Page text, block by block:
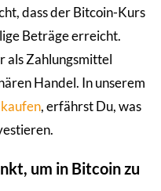
dass der Bitcoin-Kurs
Beträge erreicht.
als Zahlungsmittel
Handel. In unserem
, erfährst Du, was
um in Bitcoin zu